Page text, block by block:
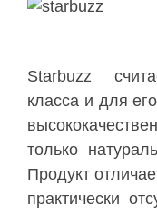
Starbuzz
класса и для
только
Продукт
практически